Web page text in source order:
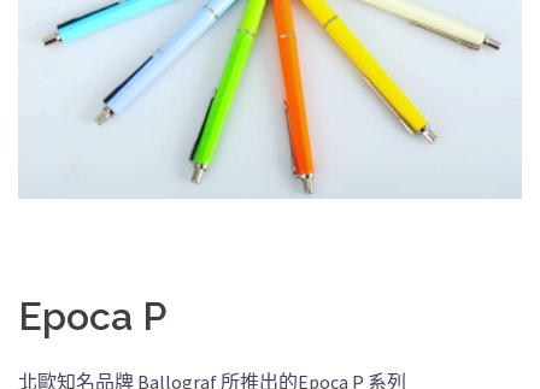
Epoca P
北歐知名品牌 Ballograf 所推出的Epoca P 系列